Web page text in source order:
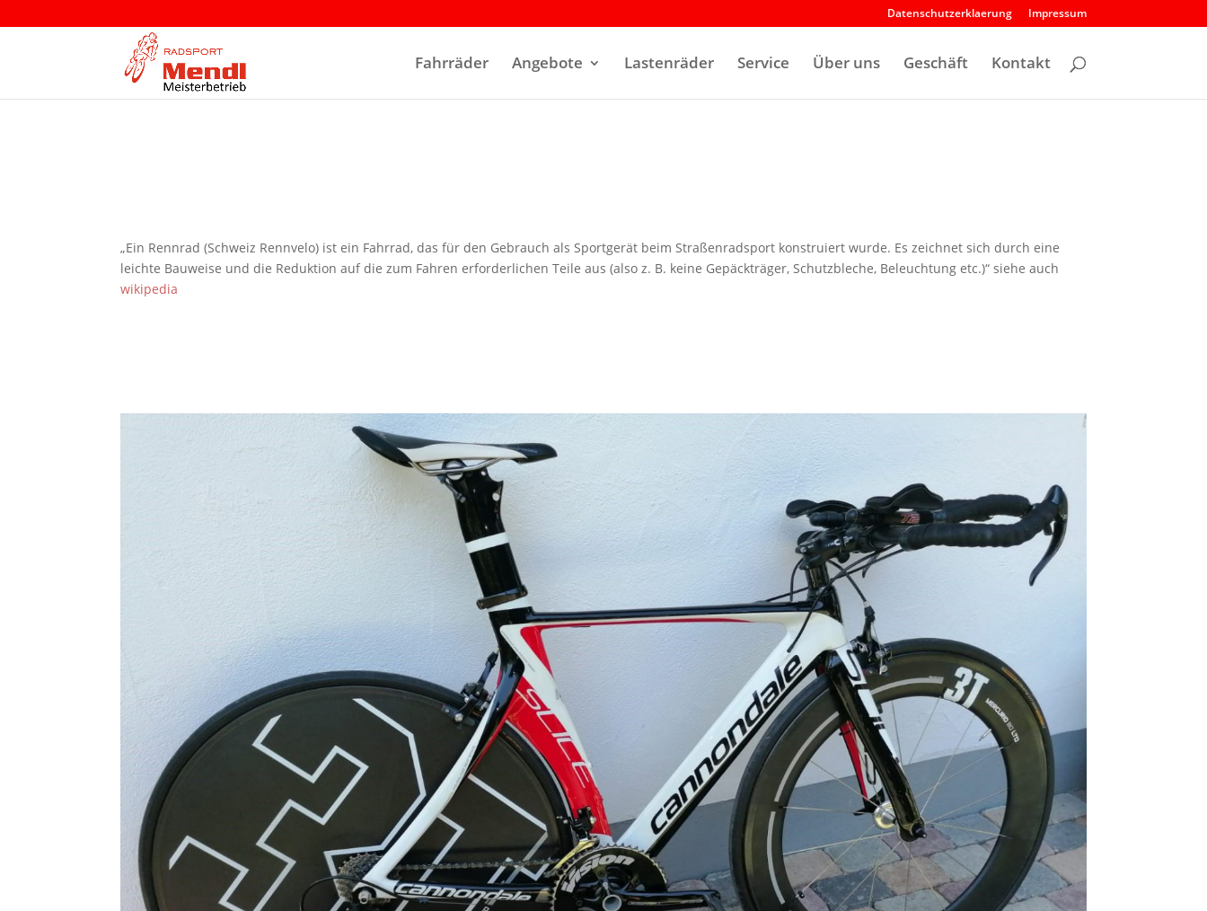
Datenschutzerklaerung Impressum
Fahrräder Angebote Lastenräder Service Über uns Geschäft Kontakt
„Ein Rennrad (Schweiz Rennvelo) ist ein Fahrrad, das für den Gebrauch als Sportgerät beim Straßenradsport konstruiert wurde. Es zeichnet sich durch eine
leichte Bauweise und die Reduktion auf die zum Fahren erforderlichen Teile aus (also z. B. keine Gepäckträger, Schutzbleche, Beleuchtung etc.)“ siehe auch
wikipedia